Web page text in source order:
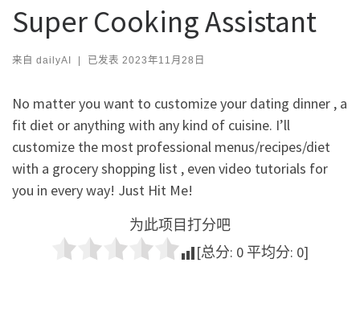
Super Cooking Assistant
来自 dailyAI | 已发表 2023年11月28日
No matter you want to customize your dating dinner , a
fit diet or anything with any kind of cuisine. I’ll
customize the most professional menus/recipes/diet ‍
with a grocery shopping list , even video tutorials for
you in every way! Just Hit Me!
为此项目打分吧
[总分: 0 平均分: 0]